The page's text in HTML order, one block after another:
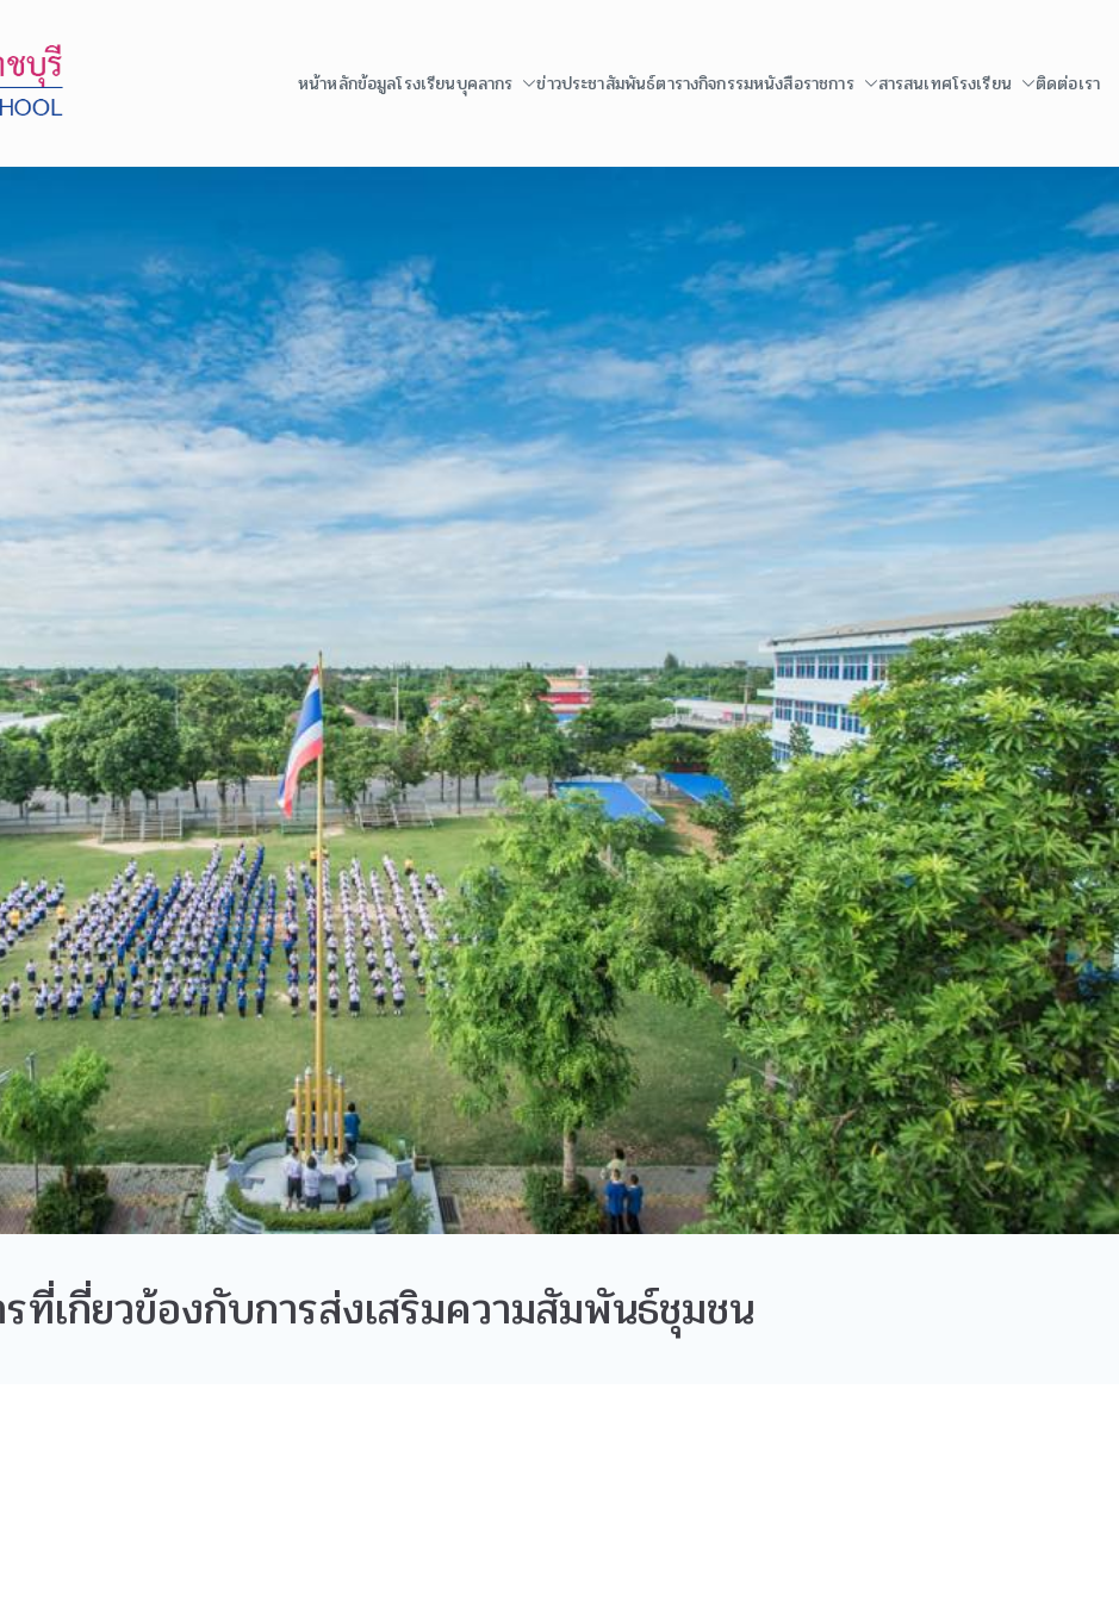
โรงเรียนสาธิตเทศบาลเมืองราชบุรี สถานศึกษารางวัลพระราชทาน
หน้าหลักข้อมูลโรงเรียนบุคลากร ข่าวประชาสัมพันธ์ตารางกิจกรรมหนังสือราชการ สารสนเทศโรงเรียน ติดต่อเรา
รที่เกี่ยวข้องกับการส่งเสริมความสัมพันธ์ชุมชน